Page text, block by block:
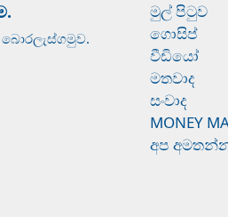
බොරලැස්ගමුව.
මුල් පිටුව
ගොසිප්
වීඩියෝ
මතවාද
සංවාද
MONEY
අප